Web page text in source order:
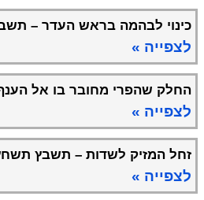
כינוי לבהמה בראש העדר –
לצפייה »
החלק שהפרי מחובר בו אל
לצפייה »
זחל המזיק לשדות – תשבץ
לצפייה »